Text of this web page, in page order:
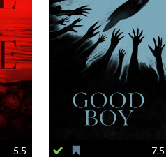
5.5 7.5